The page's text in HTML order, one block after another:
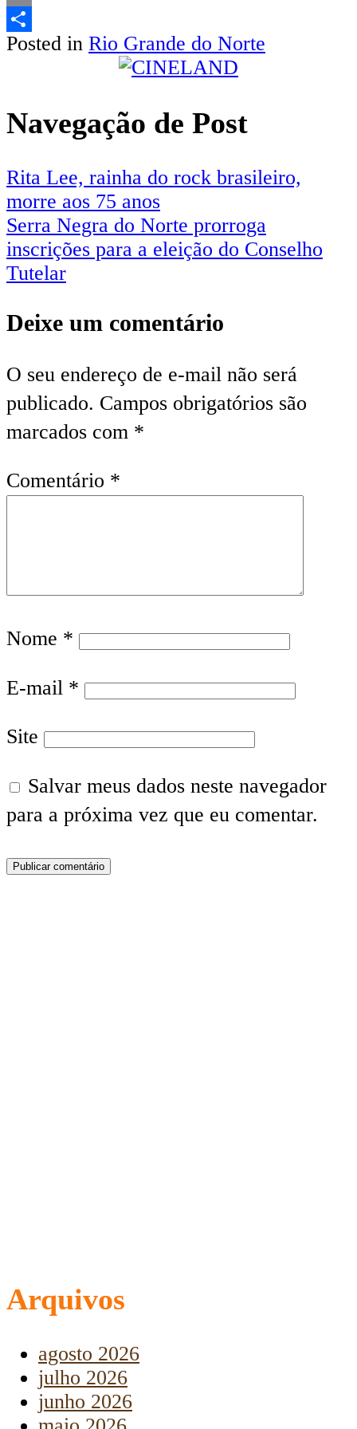
Email
Share
Posted in Rio Grande do Norte
Navegação de Post
Rita Lee, rainha do rock brasileiro,
morre aos 75 anos
Serra Negra do Norte prorroga
inscrições para a eleição do Conselho
Tutelar
Deixe um comentário
O seu endereço de e-mail não será
publicado. Campos obrigatórios são
marcados com *
Comentário *
Nome *
E-mail *
Site
Salvar meus dados neste navegador
para a próxima vez que eu comentar.
Arquivos
agosto 2026
julho 2026
junho 2026